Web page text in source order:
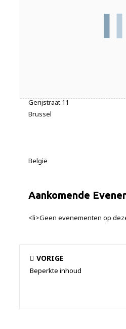
Gerijstraat 11
Brussel
België
Aankomende
<li>Geen evenementen op
VORIGE
Beperkte inhoud